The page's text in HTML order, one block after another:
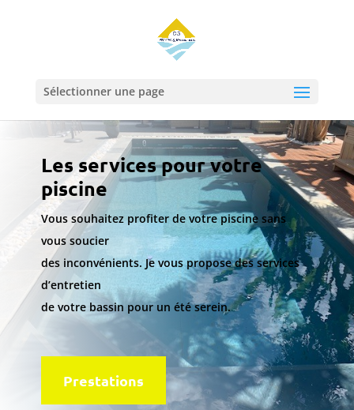
Sélectionner une page
Les services pour votre
piscine
Vous souhaitez profiter de votre piscine sans
vous soucier
des inconvénients. Je vous propose des services
d’entretien
de votre bassin pour un été serein.
Prestations